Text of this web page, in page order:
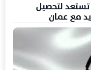
لتحصيل
مع عمان